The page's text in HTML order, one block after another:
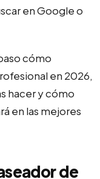
en Google o
cómo
en 2026,
hacer y cómo
en las mejores
de